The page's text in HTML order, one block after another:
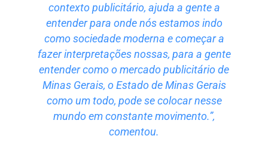
contexto publicitário, ajuda a gente a
entender para onde nós estamos indo
como sociedade moderna e começar a
fazer interpretações nossas, para a gente
entender como o mercado publicitário de
Minas Gerais, o Estado de Minas Gerais
como um todo, pode se colocar nesse
mundo em constante movimento.”,
comentou.